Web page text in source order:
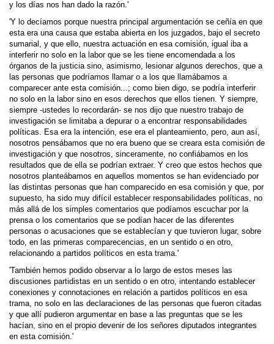
y los días nos han dado la razón.'
'Y lo decíamos porque nuestra principal argumentación se ceñía en que
esta era una causa que estaba abierta en los juzgados, bajo el secreto
sumarial, y que ello, nuestra actuación en esa comisión, igual iba a
interferir no solo en la labor que se les tiene encomendada a los
órganos de la justicia sino, asimismo, lesionar algunos derechos, que a
las personas que podríamos llamar o a los que llamábamos a
comparecer ante esta comisión...; como bien digo, se podría interferir
no solo en la labor sino en esos derechos que ellos tienen. Y siempre,
siempre -ustedes lo recordarán- se nos dijo que nuestro trabajo de
investigación se limitaba a depurar o a encontrar responsabilidades
políticas. Esa era la intención, ese era el planteamiento, pero, aun así,
nosotros pensábamos que no era bueno que se creara esta comisión de
investigación y que nosotros, sinceramente, no confiábamos en los
resultados que de ella se podrían extraer. Y creo que estos hechos que
nosotros planteábamos en aquellos momentos se han evidenciado por
las distintas personas que han comparecido en esa comisión y que, por
supuesto, ha sido muy difícil establecer responsabilidades políticas, no
más allá de los simples comentarios que podíamos escuchar por la
prensa o los comentarios que se podían hacer de las diferentes
personas o acusaciones que se establecían y que tuvieron lugar, sobre
todo, en las primeras comparecencias, en un sentido o en otro,
relacionando a partidos políticos en esta trama.'
'También hemos podido observar a lo largo de estos meses las
discusiones partidistas en un sentido o en otro, intentando establecer
conexiones y connotaciones en relación a partidos políticos en esa
trama, no solo en las declaraciones de las personas que fueron citadas
y que allí pudieron argumentar en base a las preguntas que se les
hacían, sino en el propio devenir de los señores diputados integrantes
en esta comisión.'